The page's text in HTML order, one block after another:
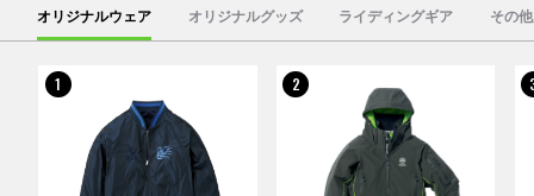
オリジナルウェア オリジナルグッズ ライディングギア その
1 2